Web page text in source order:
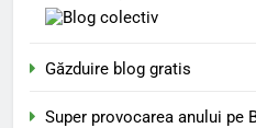
Găzduire blog gratis
Super provocarea anului pe